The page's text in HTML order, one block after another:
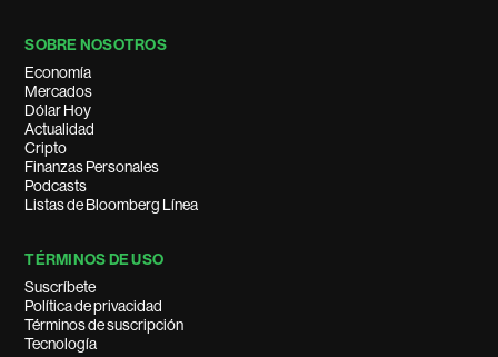
SOBRE NOSOTROS
Economía
Mercados
Dólar Hoy
Actualidad
Cripto
Finanzas Personales
Podcasts
Listas de Bloomberg Línea
TÉRMINOS DE USO
Suscríbete
Política de privacidad
Términos de suscripción
Tecnología